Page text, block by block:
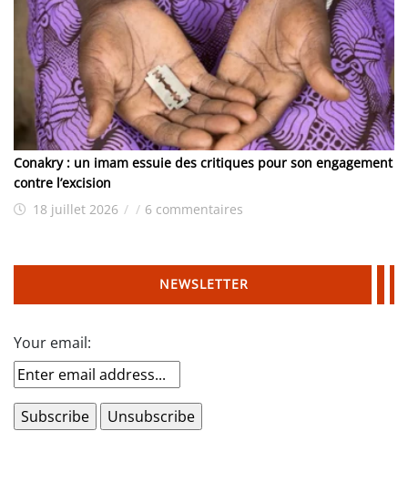
Conakry : un imam essuie des critiques pour son engagement
contre l’excision
18 juillet 2026 / / 6 commentaires
NEWSLETTER
Your email: